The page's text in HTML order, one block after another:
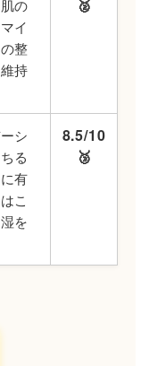
の
イ
整
持
🥈
シ
る
有
こ
を
8.5/10
🥉